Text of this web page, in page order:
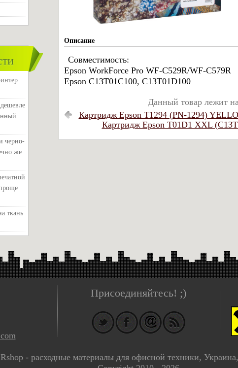
Описание
Совместимость:
Epson WorkForce Pro WF-C529R/WF-C579R
Epson C13T01C100, C13T01D100
Данный товар лежит
Картридж Epson T1294 (PN-1294)
Картридж Epson T01D1 XXL
черно-
же
ткань
Присоединяйтесь! ;)
Rshop - расходные материалы для офисной техники,